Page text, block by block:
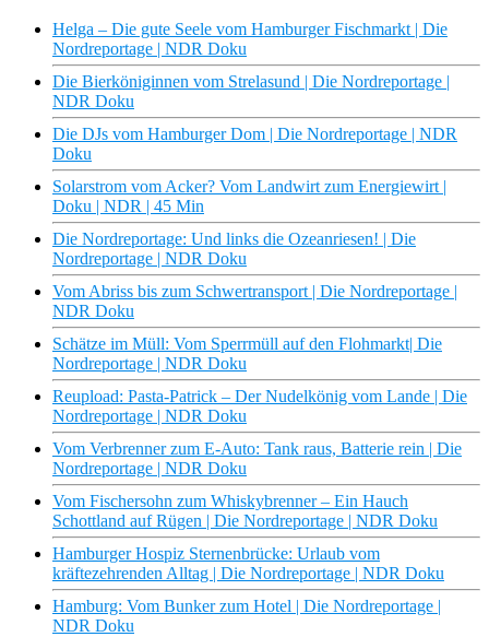
Helga – Die gute Seele vom Hamburger Fischmarkt | Die
Nordreportage | NDR Doku
Die Bierköniginnen vom Strelasund | Die Nordreportage |
NDR Doku
Die DJs vom Hamburger Dom | Die Nordreportage | NDR
Doku
Solarstrom vom Acker? Vom Landwirt zum Energiewirt |
Doku | NDR | 45 Min
Die Nordreportage: Und links die Ozeanriesen! | Die
Nordreportage | NDR Doku
Vom Abriss bis zum Schwertransport | Die Nordreportage |
NDR Doku
Schätze im Müll: Vom Sperrmüll auf den Flohmarkt| Die
Nordreportage | NDR Doku
Reupload: Pasta-Patrick – Der Nudelkönig vom Lande | Die
Nordreportage | NDR Doku
Vom Verbrenner zum E-Auto: Tank raus, Batterie rein | Die
Nordreportage | NDR Doku
Vom Fischersohn zum Whiskybrenner – Ein Hauch
Schottland auf Rügen | Die Nordreportage | NDR Doku
Hamburger Hospiz Sternenbrücke: Urlaub vom
kräftezehrenden Alltag | Die Nordreportage | NDR Doku
Hamburg: Vom Bunker zum Hotel | Die Nordreportage |
NDR Doku